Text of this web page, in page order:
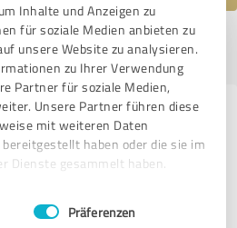
Inhalte und Anzeigen zu
für soziale Medien anbieten zu
unsere Website zu analysieren.
zu Ihrer Verwendung
Partner für soziale Medien,
Unsere Partner führen diese
mit weiteren Daten
haben oder die sie im
Dienste gesammelt haben.
Präferenzen
Letzte Aktualisierung: 25.06.2026
melden
zu weiteren
dem Bereich Online